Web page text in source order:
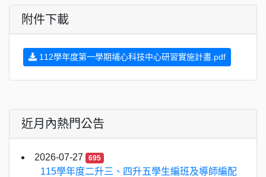
附件下載
112學年度第一學期埔心科技中心研習實施計畫.pdf
近月內熱門公告
2026-07-27 695
115學年度二升三、四升五學生編班及導師編配